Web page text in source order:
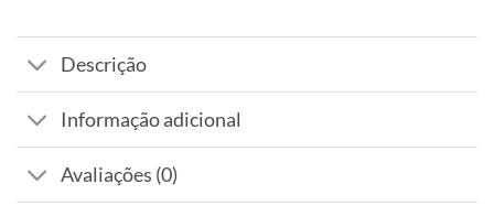
Descrição
Informação adicional
Avaliações (0)